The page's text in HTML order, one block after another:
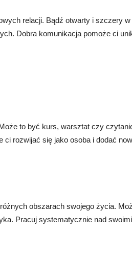
relacji. Bądź otwarty i szczery
Dobra komunikacja pomoże ci
to być kurs, warsztat czy
rozwijać się jako osoba i dodać
obszarach swojego życia.
Pracuj systematycznie nad